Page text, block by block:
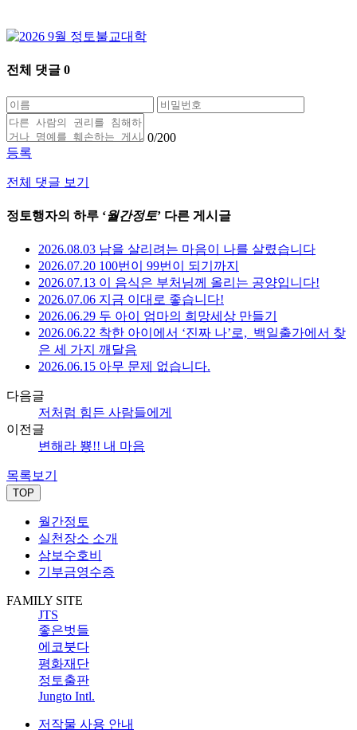
전체 댓글 0
0/200
등록
전체 댓글 보기
정토행자의 하루 ‘월간정토’ 다른 게시글
2026.08.03 남을 살리려는 마음이 나를 살렸습니다
2026.07.20 100번이 99번이 되기까지
2026.07.13 이 음식은 부처님께 올리는 공양입니다!
2026.07.06 지금 이대로 좋습니다!
2026.06.29 두 아이 엄마의 희망세상 만들기
2026.06.22 착한 아이에서 ‘진짜 나’로,_백일출가에서 찾
은 세 가지 깨달음
2026.06.15 아무 문제 없습니다.
다음글
저처럼 힘든 사람들에게
이전글
변해라 뿅!! 내 마음
목록보기
TOP
월간정토
실천장소 소개
삼보수호비
기부금영수증
FAMILY SITE
JTS
좋은벗들
에코붓다
평화재단
정토출판
Jungto Intl.
저작물 사용 안내